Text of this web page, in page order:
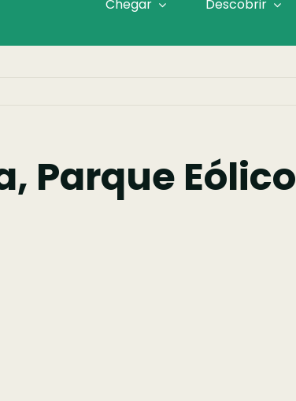
Chegar Descobrir
Parque Eólico